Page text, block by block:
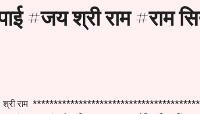
#जय श्री राम #राम
श्री राम